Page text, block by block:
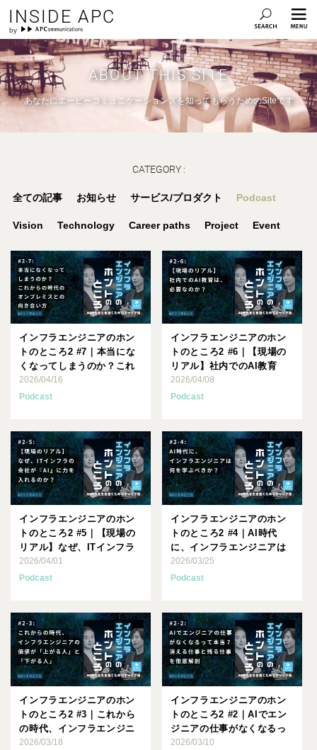
INSIDE APC
ABOUT THIS SITE
あなたにエーピーコミュニケーションズを知ってもらうためのSiteです
CATEGORY :
全ての記事 お知らせ サービス/プロダクト Podcast
Vision Technology Career paths Project Event
インフラエンジニアのホン
トのところ2 #7｜本当にな
くなってしまうのか？これ
からの時代のオンプレミ
ス･･･
2026/04/16
Podcast
インフラエンジニアのホン
トのところ2 #6｜【現場の
リアル】社内でのAI教育
は、必要なのか？
2026/04/08
Podcast
インフラエンジニアのホン
トのところ2 #5｜【現場の
リアル】なぜ、ITインフラ
の会社が「AI」に力を･･･
2026/04/01
Podcast
インフラエンジニアのホン
トのところ2 #4｜AI時代
に、インフラエンジニアは
何を学ぶべきか？
2026/03/25
Podcast
インフラエンジニアのホン
トのところ2 #3｜これから
の時代、インフラエンジニ
アの価値が「上がる人」
2026/03/18
インフラエンジニアのホン
トのところ2 #2｜AIでエン
ジニアの仕事がなくなるっ
て本当？消える仕事と残･･･
2026/03/10